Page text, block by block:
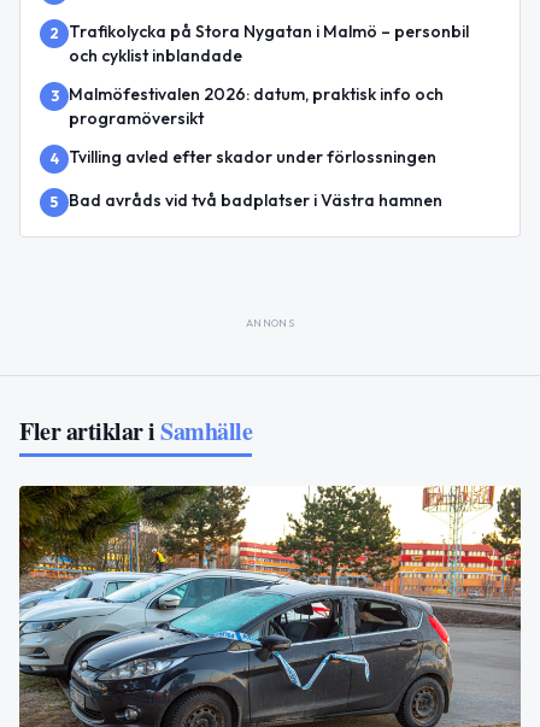
2
Trafikolycka på Stora Nygatan i Malmö – personbil
och cyklist inblandade
3
Malmöfestivalen 2026: datum, praktisk info och
programöversikt
4 Tvilling avled efter skador under förlossningen
5 Bad avråds vid två badplatser i Västra hamnen
ANNONS
Fler artiklar iSamhälle